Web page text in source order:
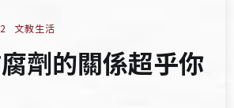
文教生活
劑的關係超乎你